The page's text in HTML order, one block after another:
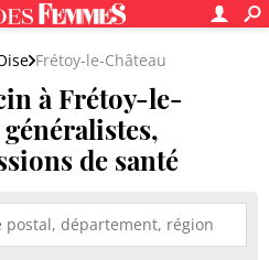
Frétoy-le-Château
à Frétoy-le-
de santé